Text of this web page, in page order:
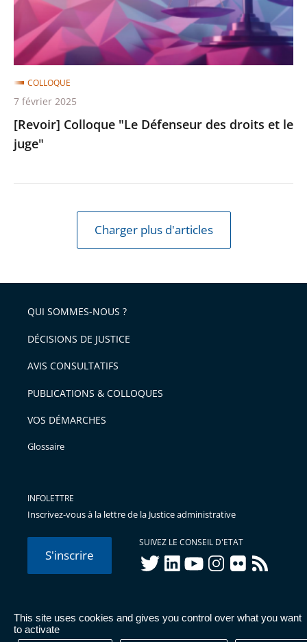
This site uses cookies and gives you control over what you want
to activate
et
juge"
[Revoir] Colloque "Le Défenseur des droits et le
juge"
COLLOQUE
7 février 2025
Charger plus d'articles
QUI SOMMES-NOUS ?
DÉCISIONS DE JUSTICE
AVIS CONSULTATIFS
PUBLICATIONS & COLLOQUES
VOS DÉMARCHES
Glossaire
INFOLETTRE
Inscrivez-vous à la lettre de la Justice administrative
S'inscrire
SUIVEZ LE CONSEIL D'ETAT
twitterlinkedInyoutubeinstagram
flickr rss
© Conseil d'État 2026 - Mentions légales
Données
personnelles-Publications administratives-Accessibilité :